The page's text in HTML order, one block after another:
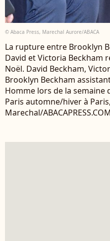
© Abaca Press, Marechal Aurore/ABACA
La rupture entre Brooklyn
David et Victoria Beckham
Noël. David Beckham,
Brooklyn Beckham
Homme lors de la semaine
Paris automne/hiver à
Marechal/ABACAPRESS.COM